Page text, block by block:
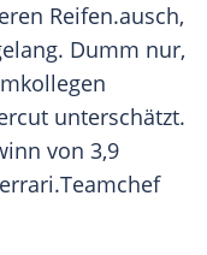
Reifen.ausch,
Dumm nur,
unterschätzt.
von 3,9
.Teamchef